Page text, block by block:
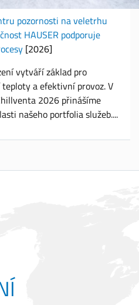
pozornosti na veletrhu
HAUSER podporuje
[2026]
vytváří základ pro
a efektivní provoz. V
2026 přinášíme
našeho portfolia služeb.